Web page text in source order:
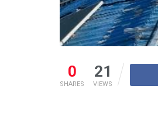
0
SHARES
21
VIEWS